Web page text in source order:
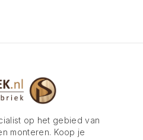
op het gebied van
monteren. Koop je